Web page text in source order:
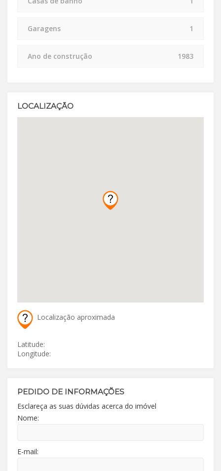
Garagens 1
Ano de construção 1983
LOCALIZAÇÃO
Localização aproximada
Latitude:
Longitude:
PEDIDO DE INFORMAÇÕES
Esclareça as suas dúvidas acerca do imóvel
Nome:
E-mail: